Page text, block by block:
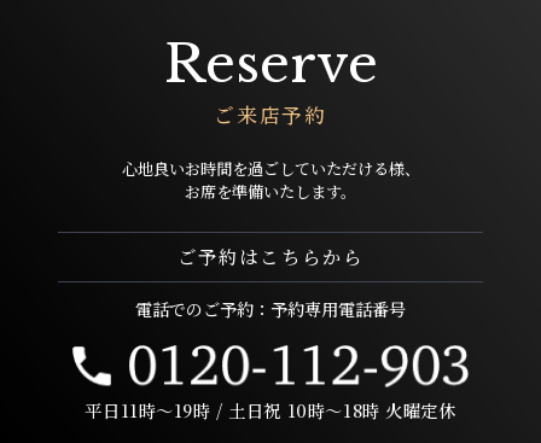
Reserve
ご来店予約
心地良いお時間を過ごしていただける様、
お席を準備いたします。
ご予約はこちらから
電話でのご予約：予約専用電話番号
平日11時〜19時 / 土日祝 10時〜18時 火曜定休